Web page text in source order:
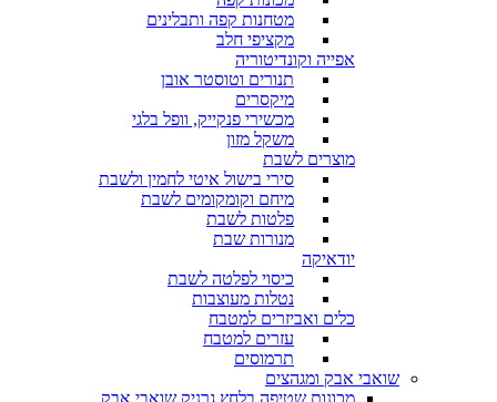
מטחנות קפה ותבלינים
מקציפי חלב
אפייה וקונדיטוריה
תנורים וטוסטר אובן
מיקסרים
מכשירי פנקייק, וופל בלגי
משקל מזון
מוצרים לשבת
סירי בישול איטי לחמין ולשבת
מיחם וקומקומים לשבת
פלטות לשבת
מנורות שבת
יודאיקה
כיסוי לפלטה לשבת
נטלות מעוצבות
כלים ואביזרים למטבח
עזרים למטבח
תרמוסים
שואבי אבק ומגהצים
מכונות שטיפה בלחץ גרניק שואבי אבק